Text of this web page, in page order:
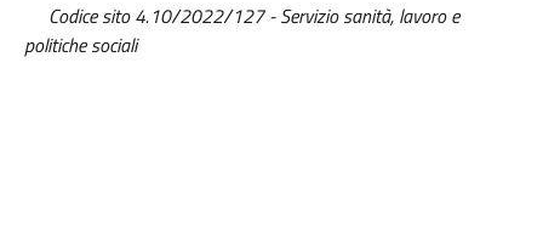
Codice sito 4.10/2022/127 -Servizio sanità, lavoro e
politiche sociali